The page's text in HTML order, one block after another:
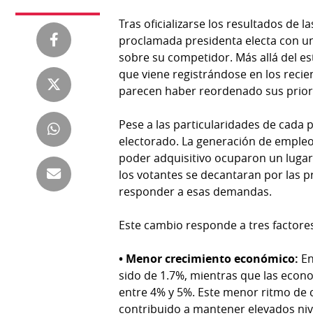
OTROS
SITIOS
Metro
por
Metro
Tienda
Panamá
Tus
Mi
Diario
Ellas
La
Prensa
Tras oficializarse los resultados de
proclamada presidenta electa con
sobre su competidor. Más allá del
que viene registrándose en los
parecen haber reordenado sus
Pese a las particularidades de cada
electorado. La generación de
poder adquisitivo ocuparon un
los votantes se decantaran por las
responder a esas demandas.
Este cambio responde a tres
• Menor crecimiento económico:
sido de 1.7%, mientras que las
entre 4% y 5%. Este menor ritmo
contribuido a mantener elevados